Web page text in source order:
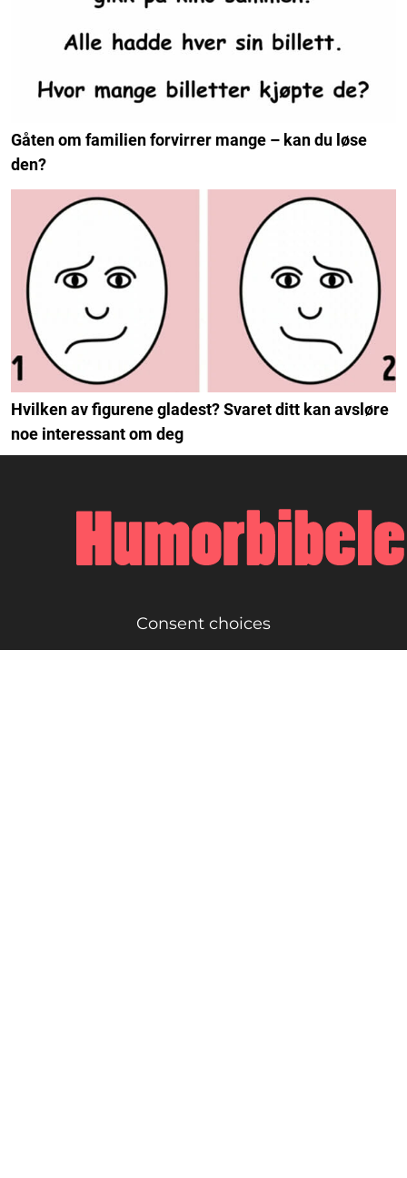
Gåten om familien forvirrer mange – kan du løse
den?
Hvilken av figurene gladest? Svaret ditt kan avsløre
noe interessant om deg
Consent choices